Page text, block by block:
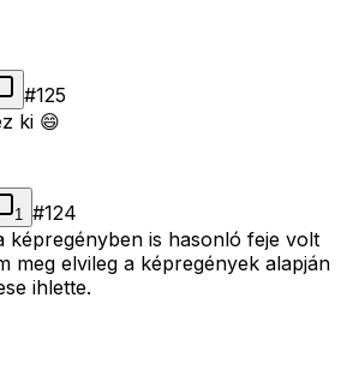
#125
ki 😄
1 #124
képregényben is hasonló feje volt
meg elvileg a képregények alapján
ihlette.